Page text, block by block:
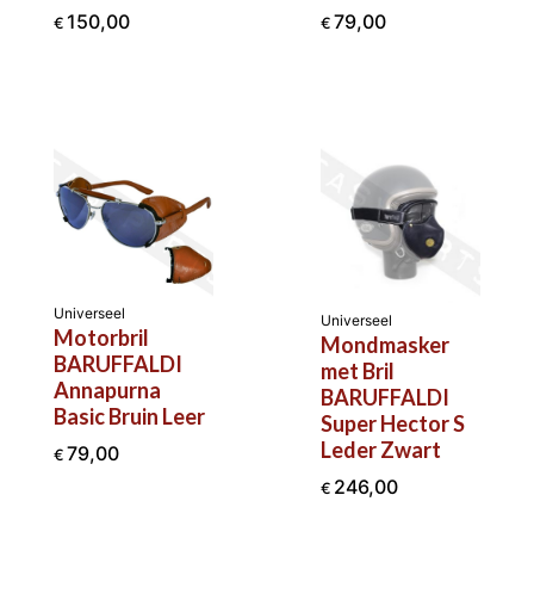
€ 150,00 € 79,00
Universeel
Motorbril
BARUFFALDI
Annapurna
Basic Bruin Leer
€ 79,00
Universeel
Mondmasker
met Bril
BARUFFALDI
Super Hector S
Leder Zwart
€ 246,00